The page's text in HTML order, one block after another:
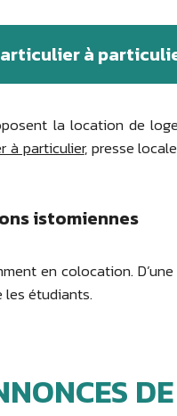
à
la location de
à particulier, presse
istomiennes
en colocation. D’une
les étudiants.